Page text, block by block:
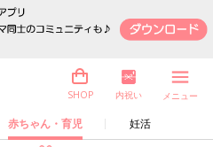
赤ちゃん・育児 妊活
SHOP 内祝い メニュー